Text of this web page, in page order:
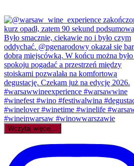
Wczytaj więcej...